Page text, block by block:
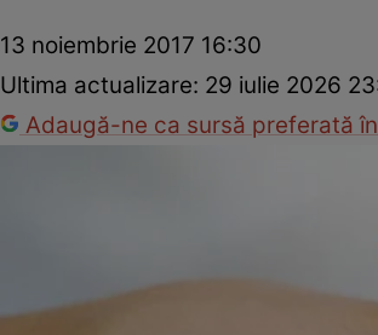
13 noiembrie 2017 16:30
Ultima actualizare: 29 iulie 2026
Adaugă-ne ca sursă preferată